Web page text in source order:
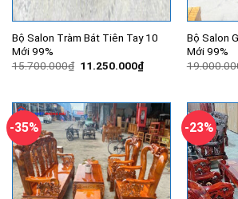
Bộ Salon Tràm Bát Tiên Tay 10
Mới 99%
15.700.000₫ Giá
11.250.000₫Giá
hiện
11.250.000₫.
Bộ Salon
Mới 99%
-35% -23%